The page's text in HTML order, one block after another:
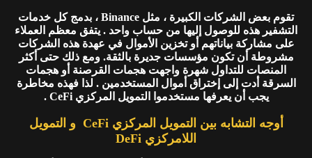
تقوم بعض الشركات الكبيرة ، مثل Binance ، بدمج كل خدمات
التشفير هذه للوصول إليها من حساب واحد . يتفق معظم العملاء
على مشاركة بياناتهم أو تخزين الأموال في عهدة هذه الشركات
مشروطة أن تكون مؤسسات جديرة بالثقة. ومع ذلك حتى أكثر
المنصات للتداول شهرة واجهت هجمات القرصنة أو هجمات
السرقة أدت إلى إختراق أموال المستخدمين . لذا فهذه مخاطرة
يجب أن يعرفها مستخدموا التمويل المركزي CeFi .
أوجه التشابه بين التمويل المركزي CeFi و التمويل
اللامركزي DeFi